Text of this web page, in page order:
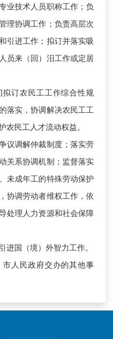
业技术人员职称工作；负
理协调工作；负责高层次
引进工作；拟订并落实吸
员来（回）汨工作或定居
订农民工工作综合性规
落实，协调解决农民工工
农民工人才流动权益。
调解仲裁制度；落实劳
关系协调机制；监督落实
未成年工的特殊劳动保护
协调劳动者维权工作，依
处理人力资源和社会保障
国（境）外智力工作。
人民政府交办的其他事